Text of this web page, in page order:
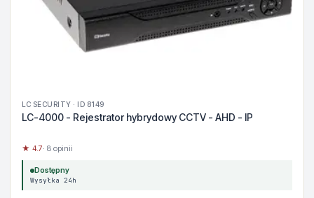
LC SECURITY · ID 8149
LC-4000 - Rejestrator hybrydowy CCTV - AHD - IP
★ 4.7· 8 opinii
Dostępny
Wysyłka 24h